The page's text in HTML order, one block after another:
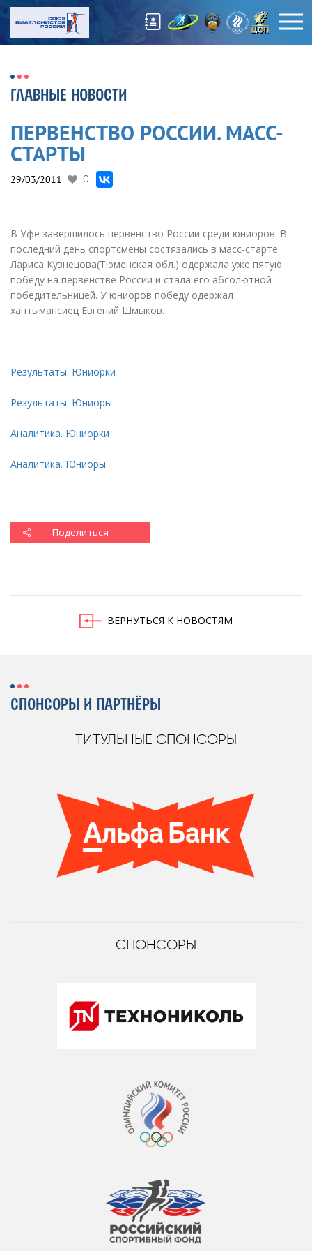
ГЛАВНЫЕ НОВОСТИ
ПЕРВЕНСТВО РОССИИ. МАСС-
СТАРТЫ
29/03/2011 0
В Уфе завершилось первенство России среди юниоров. В
последний день спортсмены состязались в масc-старте.
Лариса Кузнецова(Тюменская обл.) одержала уже пятую
победу на первенстве России и стала его абсолютной
победительницей. У юниоров победу одержал
хантымансиец Евгений Шмыков.
Результаты. Юниорки
Результаты. Юниоры
Аналитика. Юниорки
Аналитика. Юниоры
Поделиться
ВЕРНУТЬСЯ К НОВОСТЯМ
СПОНСОРЫ И ПАРТНЁРЫ
ТИТУЛЬНЫЕ СПОНСОРЫ
СПОНСОРЫ